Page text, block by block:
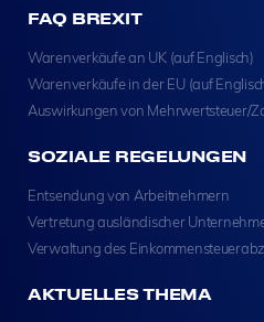
FAQ BREXIT
Warenverkäufe an UK (auf Englisch)
Warenverkäufe in der EU (auf
Auswirkungen von Mehrwertsteuer/
SOZIALE REGELUNGEN
Entsendung von Arbeitnehmern
Vertretung ausländischer
Verwaltung des
AKTUELLES THEMA